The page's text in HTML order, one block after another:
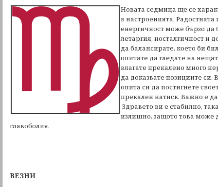
Новата седмица ще се
в настроенията.
енергичност може бързо да
летаргия, носталгичност и
да балансирате, което би
опитате да гледате на
влагате прекалено много
да доказвате позициите си.
опита си да постигнете
прекален натиск. Важно е
Здравето ви е стабилно,
излишно, защото това може
главоболия.
ВЕЗНИ